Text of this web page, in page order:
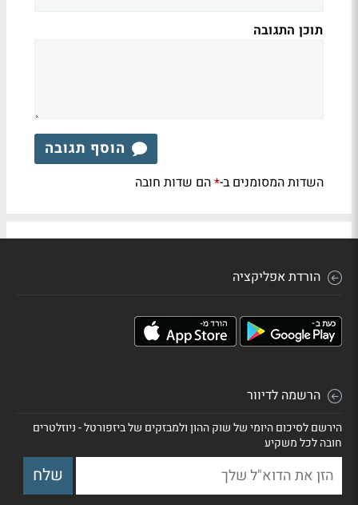
תוכן התגובה
הוסף תגובה
השדות המסומנים ב-*הם שדות חובה
הורדת אפליקציה
הרשמה לדיוור
הירשם לסיכום היומי של שוק ההון ולמבזקים של ביזפורטל - ניוזלטרים
חובה לכל משקיע